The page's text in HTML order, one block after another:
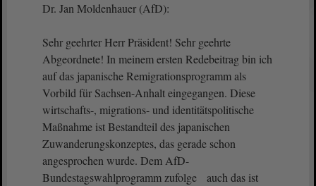
Dr. Jan Moldenhauer (AfD):
Sehr geehrter Herr Präsident! Sehr geehrte
Abgeordnete! In meinem ersten Redebeitrag bin ich
auf das japanische Remigrationsprogramm als
Vorbild für Sachsen-Anhalt eingegangen. Diese
wirtschafts-, migrations- und identitätspolitische
Maßnahme ist Bestandteil des japanischen
Zuwanderungskonzeptes, das gerade schon
angesprochen wurde. Dem AfD-
Bundestagswahlprogramm zufolge auch das ist